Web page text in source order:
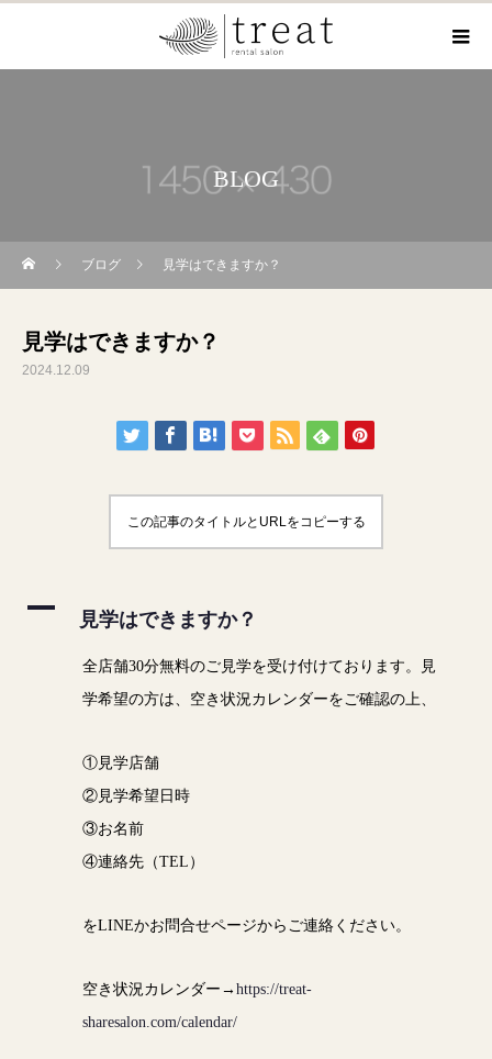
BLOG
ブログ 見学はできますか？
見学はできますか？
2024.12.09
この記事のタイトルとURLをコピーする
A 見学はできますか？
全店舗30分無料のご見学を受け付けております。見
学希望の方は、空き状況カレンダーをご確認の上、
①見学店舗
②見学希望日時
③お名前
④連絡先（TEL）
をLINEかお問合せページからご連絡ください。
空き状況カレンダー→ https://treat-
sharesalon.com/calendar/